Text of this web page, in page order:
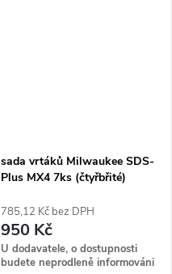
sada vrtáků Milwaukee SDS-
Plus MX4 7ks (čtyřbřité)
785,12 Kč bez DPH
950 Kč
U dodavatele, o dostupnosti
budete neprodleně informováni